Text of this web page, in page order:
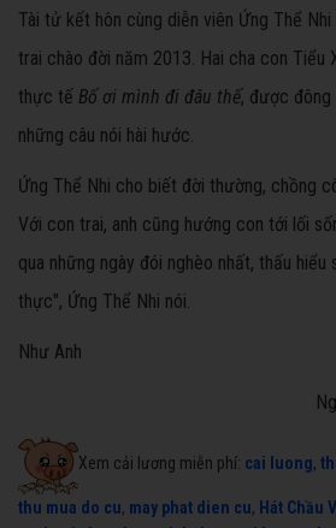
Tài tử kết hôn cùng diễn viên Ứng Thể
trai chào đời năm 2013. Hai cha con Tiểu
thực tế Bố ơi mình đi đâu thế, được đông
những câu nói hài hước.
Ứng Thể Nhi cho biết đời thường, chồng
Với con trai, anh cũng hướng con tới lối
qua những ngày đói nghèo nhất, thấu
thực", Ứng Thể Nhi nói.
Như Anh
Xem cải lương miễn phí: cai luong,
thu mua do cu, may phat dien cu, Hát Chầu